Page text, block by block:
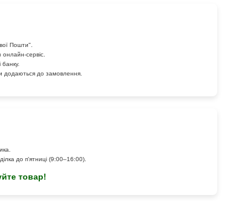
Пошти".
сервіс.
додаються до замовлення.
до п'ятниці (9:00–16:00).
товар!